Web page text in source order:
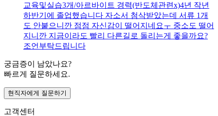
교육및실습3개/아르바이트 경력(반도체관련x)4년 작년
하반기에 졸업했습니다 자소서 첨삭받았는데 서류 1개
도 안붙으니깐 점점 자신감이 떨어지네요ㅜ 중소도 떨어
지니깐 지금이라도 빨리 다른길로 돌리는게 좋을까요?
조언부탁드립니다
궁금증이 남았나요?
빠르게 질문하세요.
현직자에게 질문하기
고객센터